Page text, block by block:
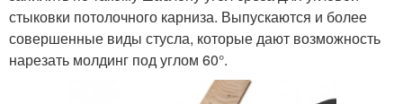
стыковки потолочного карниза. Выпускаются и более
совершенные виды стусла, которые дают возможность
нарезать молдинг под углом 60°.